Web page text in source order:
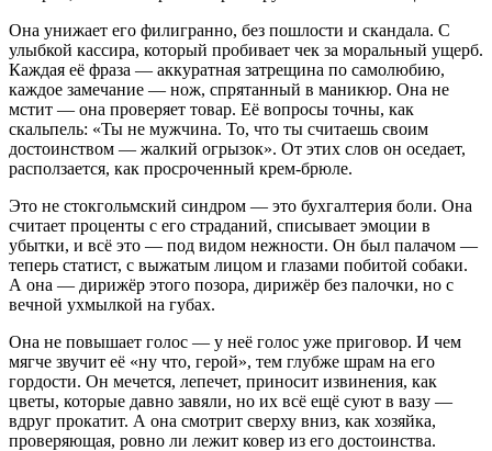
Она унижает его филигранно, без пошлости и скандала. С
улыбкой кассира, который пробивает чек за моральный ущерб.
Каждая её фраза — аккуратная затрещина по самолюбию,
каждое замечание — нож, спрятанный в маникюр. Она не
мстит — она проверяет товар. Её вопросы точны, как
скальпель: «Ты не мужчина. То, что ты считаешь своим
достоинством — жалкий огрызок». От этих слов он оседает,
расползается, как просроченный крем-брюле.
Это не стокгольмский синдром — это бухгалтерия боли. Она
считает проценты с его страданий, списывает эмоции в
убытки, и всё это — под видом нежности. Он был палачом —
теперь статист, с выжатым лицом и глазами побитой собаки.
А она — дирижёр этого позора, дирижёр без палочки, но с
вечной ухмылкой на губах.
Она не повышает голос — у неё голос уже приговор. И чем
мягче звучит её «ну что, герой», тем глубже шрам на его
гордости. Он мечется, лепечет, приносит извинения, как
цветы, которые давно завяли, но их всё ещё суют в вазу —
вдруг прокатит. А она смотрит сверху вниз, как хозяйка,
проверяющая, ровно ли лежит ковер из его достоинства.